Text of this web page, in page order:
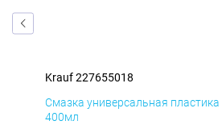
Krauf 227655018
Смазка универсальная
400мл